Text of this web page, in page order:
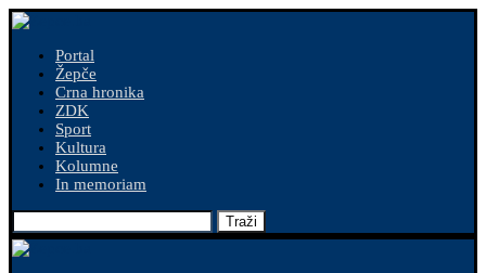
Portal
Žepče
Crna hronika
ZDK
Sport
Kultura
Kolumne
In memoriam
Traži